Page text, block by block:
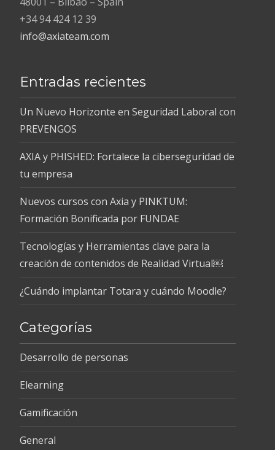
+34 94 424 12 39
info@axiateam.com
Entradas recientes
Un Nuevo Horizonte en Seguridad Laboral con
PREVENGOS
AXIA y PHISHED: Fortalece la ciberseguridad de
tu empresa
Nuevos cursos con Axia y PINKTUM:
Formación Bonificada por FUNDAE
Tecnologías y Herramientas clave para la
creación de contenidos de Realidad Virtual￼
¿Cuándo implantar Totara y cuándo Moodle?
Categorías
Desarrollo de personas
Elearning
Gamificación
General